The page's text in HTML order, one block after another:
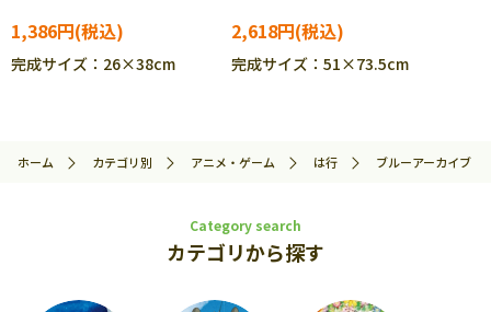
1,386円
完成サイズ：26×38cm
2,618円
完成サイズ：51×73.5cm
ホーム カテゴリ別 アニメ・ゲーム は行 ブルーアーカイブ
Category search
カテゴリから探す